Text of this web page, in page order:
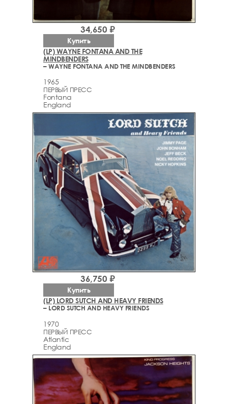
(LP) WAYNE FONTANA AND THE
MINDBENDERS
– WAYNE FONTANA AND THE MINDBENDERS
1965
ПЕРВЫЙ ПРЕСС
Fontana
England
34,650 ₽
Купить
(LP) LORD SUTCH AND HEAVY FRIENDS
– LORD SUTCH AND HEAVY FRIENDS
1970
ПЕРВЫЙ ПРЕСС
Atlantic
England
36,750 ₽
Купить